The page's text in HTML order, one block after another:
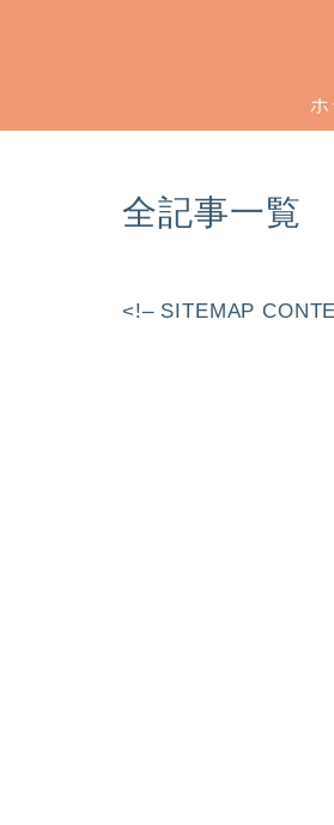
全記事一覧
<!– SITEMAP